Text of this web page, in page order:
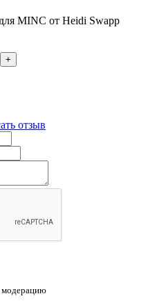
MINC от Heidi Swapp
+
отзыв
модерацию